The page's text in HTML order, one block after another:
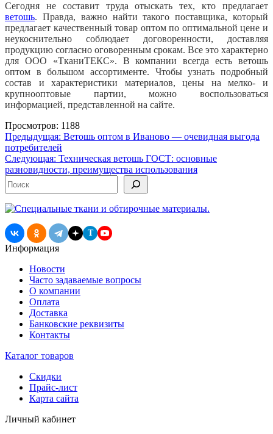
Сегодня не составит труда отыскать тех, кто предлагает
ветошь. Правда, важно найти такого поставщика, который
предлагает качественный товар оптом по оптимальной цене и
неукоснительно соблюдает договоренности, доставляя
продукцию согласно оговоренным срокам. Все это характерно
для ООО «ТканиТЕКС». В компании всегда есть ветошь
оптом в большом ассортименте. Чтобы узнать подробный
состав и характеристики материалов, цены на мелко- и
крупнооптовые партии, можно воспользоваться
информацией, представленной на сайте.
Просмотров: 1188
Навигация
по
записям
Предыдущая: Ветошь оптом в Иваново — очевидная выгода
потребителей
Следующая: Техническая ветошь ГОСТ: основные
разновидности, преимущества использования
Поиск
T
Информация
Новости
Часто задаваемые вопросы
О компании
Оплата
Доставка
Банковские реквизиты
Контакты
Каталог товаров
Скидки
Прайс-лист
Карта сайта
Личный кабинет